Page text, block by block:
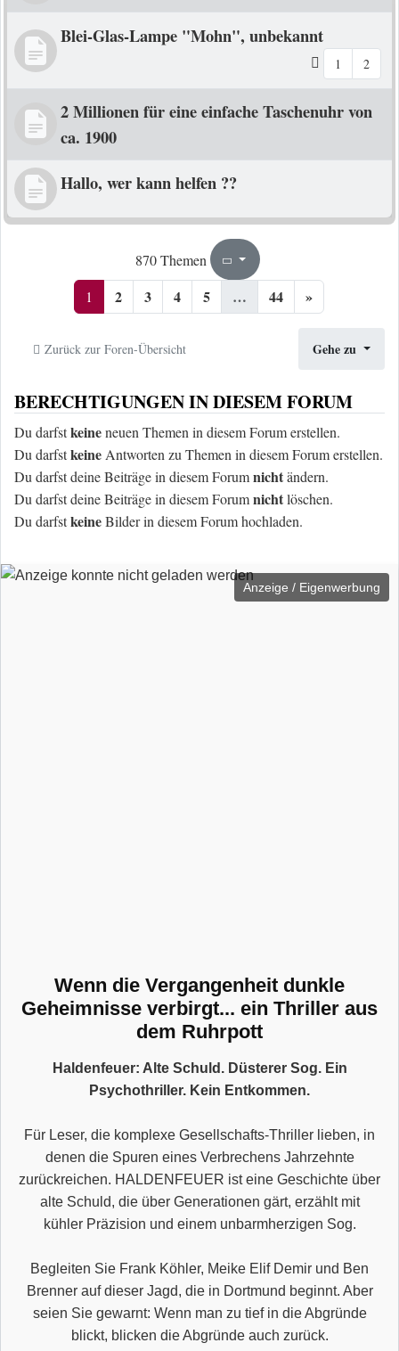
Blei-Glas-Lampe "Mohn", unbekannt
1 2
2 Millionen für eine einfache Taschenuhr von
ca. 1900
Hallo, wer kann helfen ??
870 Themen Seite1
1 2 3 4 5 … 44 »
Zurück zur Foren-Übersicht Gehe zu
BERECHTIGUNGEN IN DIESEM FORUM
Du darfstkeineneuen Themen in diesem Forum erstellen.
Du darfstkeine Antworten zu Themen in diesem Forum erstellen.
Du darfst deine Beiträge in diesem Forumnichtändern.
Du darfst deine Beiträge in diesem Forumnichtlöschen.
Du darfstkeineBilder in diesem Forum hochladen.
Anzeige / Eigenwerbung
Wenn die Vergangenheit dunkle
Geheimnisse verbirgt... ein Thriller aus
dem Ruhrpott
Haldenfeuer: Alte Schuld. Düsterer Sog. Ein
Psychothriller. Kein Entkommen.
Für Leser, die komplexe Gesellschafts-Thriller lieben, in
denen die Spuren eines Verbrechens Jahrzehnte
zurückreichen. HALDENFEUER ist eine Geschichte über
alte Schuld, die über Generationen gärt, erzählt mit
kühler Präzision und einem unbarmherzigen Sog.
Begleiten Sie Frank Köhler, Meike Elif Demir und Ben
Brenner auf dieser Jagd, die in Dortmund beginnt. Aber
seien Sie gewarnt: Wenn man zu tief in die Abgründe
blickt, blicken die Abgründe auch zurück.